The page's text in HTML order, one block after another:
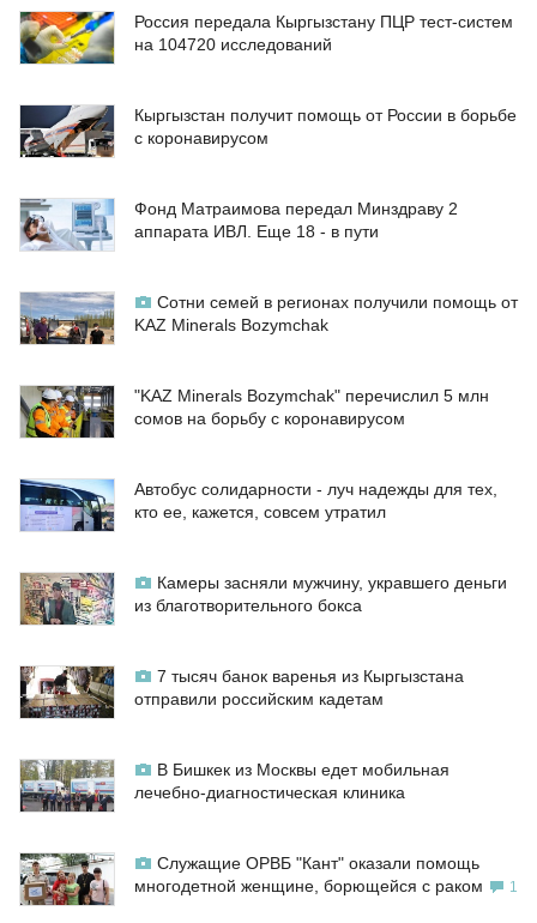
Россия передала Кыргызстану ПЦР тест-систем
на 104720 исследований
Кыргызстан получит помощь от России в борьбе
с коронавирусом
Фонд Матраимова передал Минздраву 2
аппарата ИВЛ. Еще 18 - в пути
Сотни семей в регионах получили помощь от
KAZ Minerals Bozymchak
"KAZ Minerals Bozymchak" перечислил 5 млн
сомов на борьбу с коронавирусом
Автобус солидарности - луч надежды для тех,
кто ее, кажется, совсем утратил
Камеры засняли мужчину, укравшего деньги
из благотворительного бокса
7 тысяч банок варенья из Кыргызстана
отправили российским кадетам
В Бишкек из Москвы едет мобильная
лечебно-диагностическая клиника
Служащие ОРВБ "Кант" оказали помощь
многодетной женщине, борющейся с раком
1